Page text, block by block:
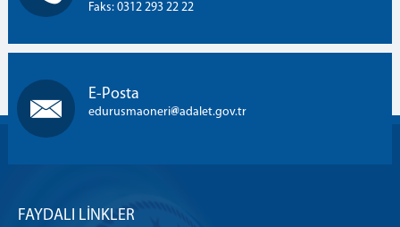
Faks: 0312 293 22 22
E-Posta
edurusmaoneri adalet.gov.tr
FAYDALI LİNKLER